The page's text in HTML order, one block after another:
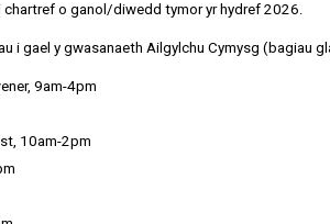
chartref o ganol/diwedd tymor yr hydref 2026.
i gael y gwasanaeth Ailgylchu Cymysg (bagiau
9am-4pm
10am-2pm